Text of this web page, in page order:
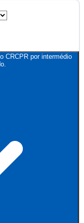
CRCPR por intermédio